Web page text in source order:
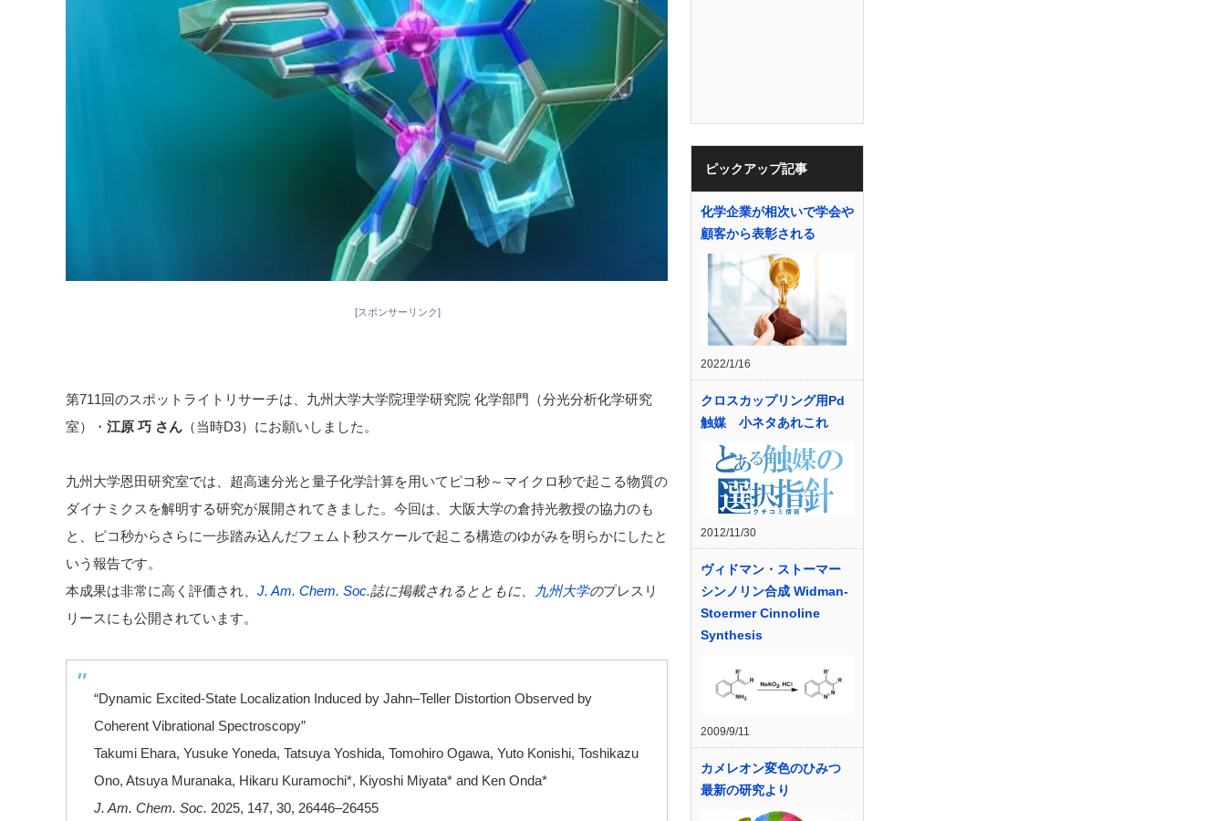
[スポンサーリンク]
第711回のスポットライトリサーチは、九州大学大学院理学研究院 化学部門（分光分析化学研究
室）・ 江原 巧 さん （当時D3）にお願いしました。
九州大学恩田研究室では、超高速分光と量子化学計算を用いてピコ秒～マイクロ秒で起こる物質の
ダイナミクスを解明する研究が展開されてきました。今回は、大阪大学の倉持光教授の協力のも
と、ピコ秒からさらに一歩踏み込んだフェムト秒スケールで起こる構造のゆがみを明らかにしたと
いう報告です。
本成果は非常に高く評価され、 J. Am. Chem. Soc.誌に掲載されるとともに、 九州大学のプレスリ
リースにも公開されています。
“Dynamic Excited-State Localization Induced by Jahn–Teller Distortion Observed by
Coherent Vibrational Spectroscopy”
Takumi Ehara, Yusuke Yoneda, Tatsuya Yoshida, Tomohiro Ogawa, Yuto Konishi, Toshikazu
Ono, Atsuya Muranaka, Hikaru Kuramochi*, Kiyoshi Miyata* and Ken Onda*
J. Am. Chem. Soc. 2025, 147, 30, 26446–26455
ピックアップ記事
化学企業が相次いで学会や
顧客から表彰される
2022/1/16
クロスカップリング用Pd
触媒 小ネタあれこれ
2012/11/30
ヴィドマン・ストーマー
シンノリン合成 Widman-
Stoermer Cinnoline
Synthesis
2009/9/11
カメレオン変色のひみつ
最新の研究より